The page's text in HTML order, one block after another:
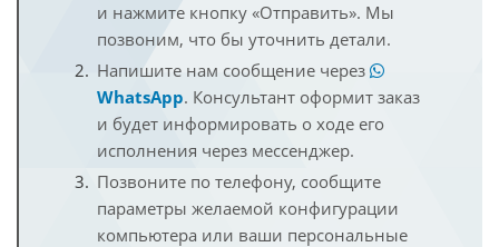
и нажмите кнопку «Отправить». Мы
позвоним, что бы уточнить детали.
Напишите нам сообщение через
WhatsApp. Консультант оформит заказ
и будет информировать о ходе его
исполнения через мессенджер.
Позвоните по телефону, сообщите
параметры желаемой конфигурации
компьютера или ваши персональные